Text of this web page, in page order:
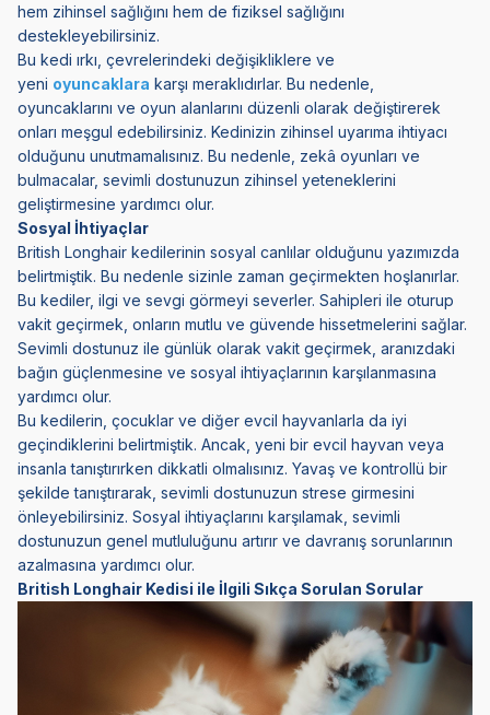
hem zihinsel sağlığını hem de fiziksel sağlığını
destekleyebilirsiniz.
Bu kedi ırkı, çevrelerindeki değişikliklere ve
yeni oyuncaklara karşı meraklıdırlar. Bu nedenle,
oyuncaklarını ve oyun alanlarını düzenli olarak değiştirerek
onları meşgul edebilirsiniz. Kedinizin zihinsel uyarıma ihtiyacı
olduğunu unutmamalısınız. Bu nedenle, zekâ oyunları ve
bulmacalar, sevimli dostunuzun zihinsel yeteneklerini
geliştirmesine yardımcı olur.
Sosyal İhtiyaçlar
British Longhair kedilerinin sosyal canlılar olduğunu yazımızda
belirtmiştik. Bu nedenle sizinle zaman geçirmekten hoşlanırlar.
Bu kediler, ilgi ve sevgi görmeyi severler. Sahipleri ile oturup
vakit geçirmek, onların mutlu ve güvende hissetmelerini sağlar.
Sevimli dostunuz ile günlük olarak vakit geçirmek, aranızdaki
bağın güçlenmesine ve sosyal ihtiyaçlarının karşılanmasına
yardımcı olur.
Bu kedilerin, çocuklar ve diğer evcil hayvanlarla da iyi
geçindiklerini belirtmiştik. Ancak, yeni bir evcil hayvan veya
insanla tanıştırırken dikkatli olmalısınız. Yavaş ve kontrollü bir
şekilde tanıştırarak, sevimli dostunuzun strese girmesini
önleyebilirsiniz. Sosyal ihtiyaçlarını karşılamak, sevimli
dostunuzun genel mutluluğunu artırır ve davranış sorunlarının
azalmasına yardımcı olur.
British Longhair Kedisi ile İlgili Sıkça Sorulan Sorular